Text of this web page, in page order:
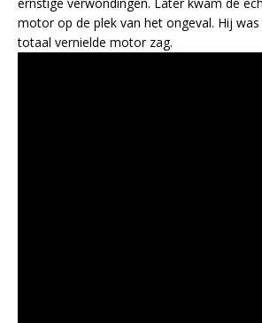
motor op de plek van het ongeval. Hij
totaal vernielde motor zag.